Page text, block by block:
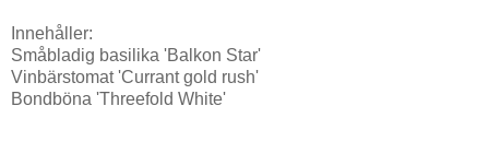
Innehåller:
Småbladig basilika 'Balkon Star'
Vinbärstomat 'Currant gold rush'
Bondböna 'Threefold White'